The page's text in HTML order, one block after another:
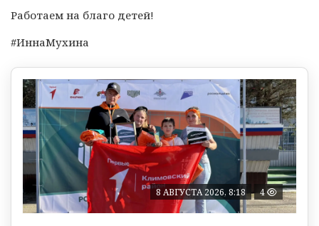
Работаем на благо детей!
#ИннаМухина
8 АВГУСТА 2026, 8:18 4